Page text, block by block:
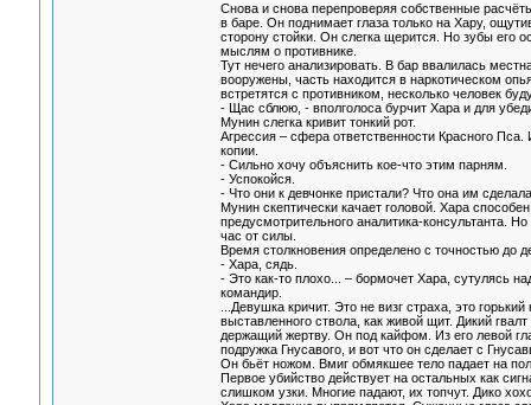
Снова и снова перепроверяя собственные
в баре. Он поднимает глаза только на Хару,
сторону стойки. Он слегка щерится. Но зубы его
мыслям о противнике.
Тут нечего анализировать. В бар ввалилась
вооружены, часть находится в наркотическом
встретятся с противником, несколько человек
- Щас сблюю, - вполголоса бурчит Хара и для
Мунин слегка кривит тонкий рот.
Агрессия – сфера ответственности Красного
копии.
- Сильно хочу объяснить кое-что этим парням.
- Успокойся.
- Что они к девчонке пристали? Что она им
Мунин скептически качает головой. Хара
предусмотрительного аналитика-консультанта.
час от силы.
Время столкновения определено с точностью до
- Хара, сядь.
- Это как-то плохо... – бормочет Хара, сутулясь
командир.
...Девушка кричит. Это не визг страха, это
выставленного ствола, как живой щит. Дикий
держащий жертву. Он под кайфом. Из его левой
подружка Гнусавого, и вот что он сделает с
Он бьёт ножом. Вмиг обмякшее тело падает на
Первое убийство действует на остальных как
слишком узки. Многие падают, их топчут. Дико